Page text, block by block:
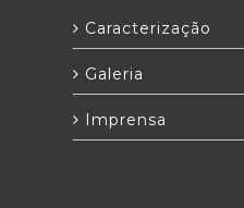
Caracterização
Galeria
Imprensa